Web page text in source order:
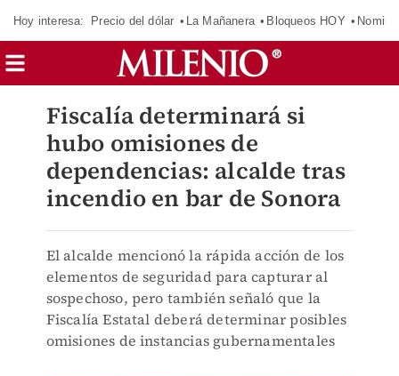
Hoy interesa: Precio del dólar La Mañanera Bloqueos HOY
Fiscalía determinará si
hubo omisiones de
dependencias: alcalde tras
incendio en bar de Sonora
El alcalde mencionó la rápida acción de los
elementos de seguridad para capturar al
sospechoso, pero también señaló que la
Fiscalía Estatal deberá determinar posibles
omisiones de instancias gubernamentales